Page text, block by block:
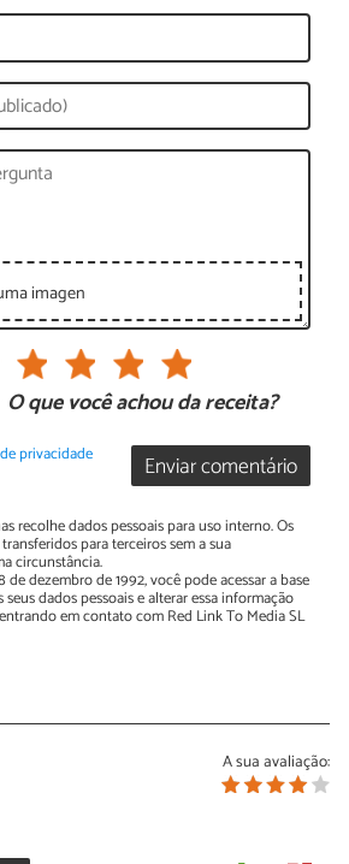
imagen
O que você achou da receita?
Enviar comentário
privacidade
recolhe dados pessoais para uso interno. Os
para terceiros sem a sua
circunstância.
dezembro de 1992, você pode acessar a base
dados pessoais e alterar essa informação
em contato com Red Link To Media SL
A sua avaliação: